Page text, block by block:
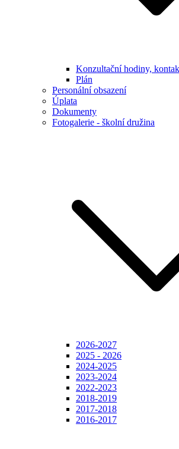
Konzultační hodiny,
Plán
Personální obsazení
Úplata
Dokumenty
Fotogalerie - školní družina
2026-2027
2025 - 2026
2024-2025
2023-2024
2022-2023
2018-2019
2017-2018
2016-2017